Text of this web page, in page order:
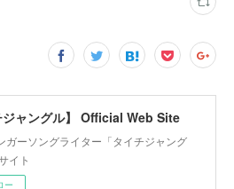
ジャングル】 Official Web Site
ガーソングライター「タイチジャング
イト
ー